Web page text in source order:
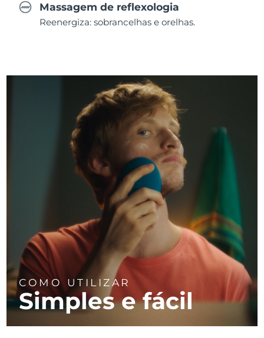
Massagem de reflexologia
Reenergiza: sobrancelhas e orelhas.
COMO UTILIZAR
Simples e fácil